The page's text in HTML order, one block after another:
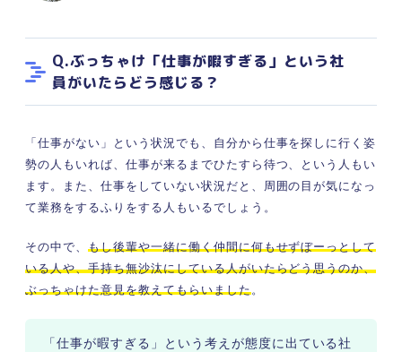
Q.ぶっちゃけ「仕事が暇すぎる」という社
員がいたらどう感じる？
「仕事がない」という状況でも、自分から仕事を探しに行く姿
勢の人もいれば、仕事が来るまでひたすら待つ、という人もい
ます。また、仕事をしていない状況だと、周囲の目が気になっ
て業務をするふりをする人もいるでしょう。
その中で、 もし後輩や一緒に働く仲間に何もせずぼーっとして
いる人や、手持ち無沙汰にしている人がいたらどう思うのか、
ぶっちゃけた意見を教えてもらいました。
「仕事が暇すぎる」という考えが態度に出ている社